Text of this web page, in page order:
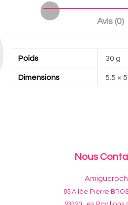
Avis (0)
Poids 30 g
Dimensions 5.5 ×
Nous
85 Allée Pierre